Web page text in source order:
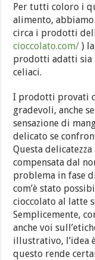
Per tutti coloro i
alimento,
circa i prodotti
cioccolato.com/ )
prodotti adatti sia
celiaci.
I prodotti provati
gradevoli, anche
sensazione di
delicato se
Questa
compensata dal
problema in fase
com’è stato
cioccolato al latte
Semplicemente,
anche voi
illustrativo, l’idea
questo rende